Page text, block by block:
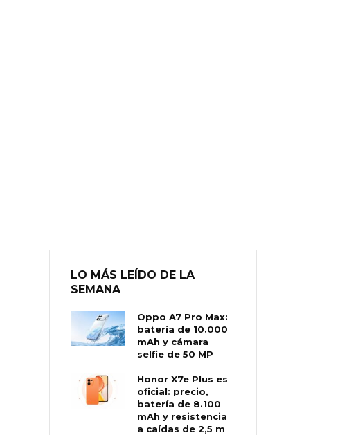
LO MÁS LEÍDO DE LA
SEMANA
Oppo A7 Pro Max:
batería de 10.000
mAh y cámara
selfie de 50 MP
Honor X7e Plus es
oficial: precio,
batería de 8.100
mAh y resistencia
a caídas de 2,5 m